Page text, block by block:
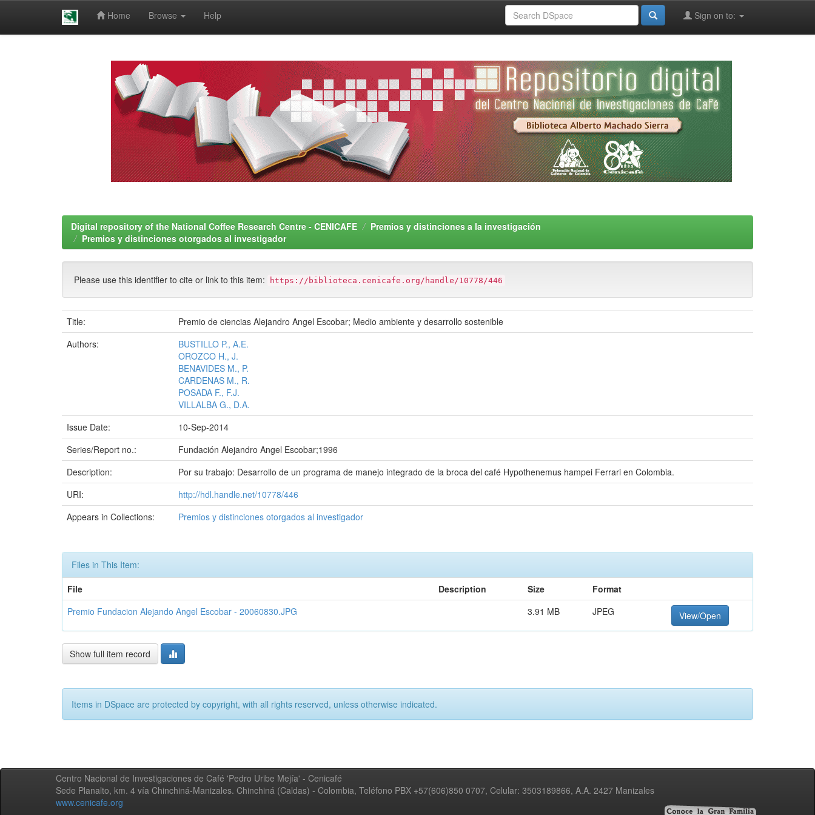
Home Browse Help Sign on to:
Digital repository of the National Coffee Research Centre - CENICAFE
Premios y distinciones a la investigación
Premios y distinciones otorgados al investigador
Please use this identifier to cite or link to this item: https://biblioteca.cenicafe.org/handle/10778/446
Title:
Premio de ciencias Alejandro Angel Escobar; Medio ambiente y desarrollo sostenible
Authors:
BUSTILLO P., A.E.
OROZCO H., J.
BENAVIDES M., P.
CARDENAS M., R.
POSADA F., F.J.
VILLALBA G., D.A.
Issue Date:
10-Sep-2014
Series/Report no.:
Fundación Alejandro Angel Escobar;1996
Description:
Por su trabajo: Desarrollo de un programa de manejo integrado de la broca del café Hypothenemus hampei Ferrari en Colombia.
URI:
http://hdl.handle.net/10778/446
Appears in Collections:
Premios y distinciones otorgados al investigador
Files in This Item:
File
Description Size
Format
Premio Fundacion Alejando Angel Escobar - 20060830.JPG
3.91 MB JPEG View/Open
Show full item record
Items in DSpace are protected by copyright, with all rights reserved, unless otherwise indicated.
Centro Nacional de Investigaciones de Café 'Pedro Uribe Mejía' - Cenicafé
Sede Planalto, km. 4 vía Chinchiná-Manizales. Chinchiná (Caldas) - Colombia, Teléfono PBX +57(606)850 0707, Celular: 3503189866, A.A. 2427 Manizales
www.cenicafe.org